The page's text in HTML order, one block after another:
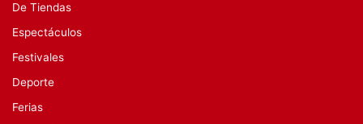
De Tiendas
Espectáculos
Festivales
Deporte
Ferias